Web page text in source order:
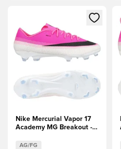
Megnyit egy modált a
Nike Mercurial Vapor 17
Academy MG Breakout -
AG/FG